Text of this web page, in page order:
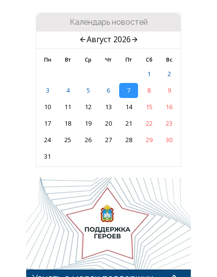
Календарь новостей
Август 2026
Пн Вт Ср Чт Пт Сб Вс
1
2
3
4 5 6 7 8
9
10
11 12 13 14 15
16
17
18 19 20 21 22
23
24
25 26 27 28 29
30
31